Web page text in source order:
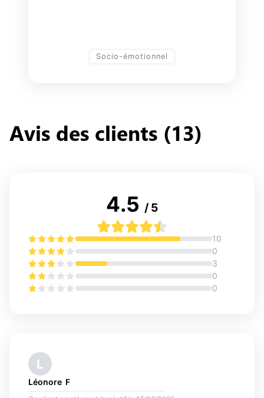
Socio-émotionnel
Avis des clients (13)
4.5 / 5
10
0
3
0
0
L
Léonore F